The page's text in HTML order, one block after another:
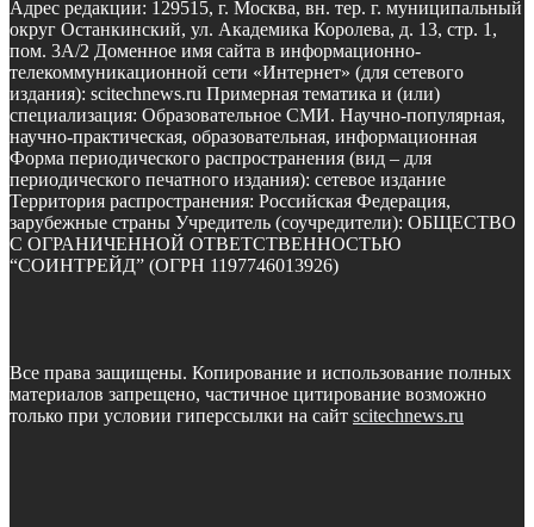
Адрес редакции: 129515, г. Москва, вн. тер. г. муниципальный
округ Останкинский, ул. Академика Королева, д. 13, стр. 1,
пом. 3А/2 Доменное имя сайта в информационно-
телекоммуникационной сети «Интернет» (для сетевого
издания): scitechnews.ru Примерная тематика и (или)
специализация: Образовательное СМИ. Научно-популярная,
научно-практическая, образовательная, информационная
Форма периодического распространения (вид – для
периодического печатного издания): сетевое издание
Территория распространения: Российская Федерация,
зарубежные страны Учредитель (соучредители): ОБЩЕСТВО
С ОГРАНИЧЕННОЙ ОТВЕТСТВЕННОСТЬЮ
“СОИНТРЕЙД” (ОГРН 1197746013926)
Все права защищены. Копирование и использование полных
материалов запрещено, частичное цитирование возможно
только при условии гиперссылки на сайт scitechnews.ru